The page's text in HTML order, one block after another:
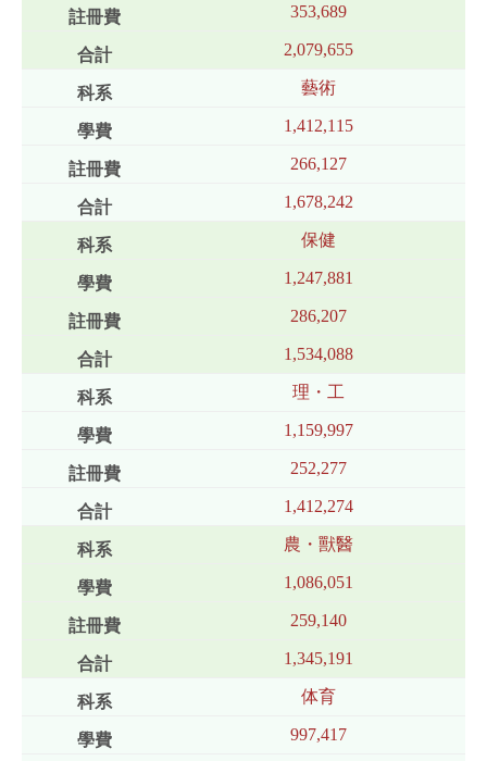
353,689
2,079,655
藝術
1,412,115
266,127
1,678,242
保健
1,247,881
286,207
1,534,088
理・工
1,159,997
252,277
1,412,274
農・獸醫
1,086,051
259,140
1,345,191
体育
997,417